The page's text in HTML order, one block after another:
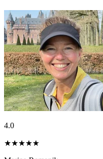
4.0
★★★★★